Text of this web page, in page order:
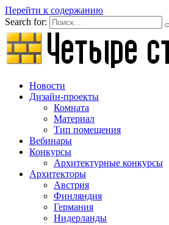
Перейти к содержанию
Search for:
Новости
Дизайн-проекты
Комната
Материал
Тип помещения
Вебинары
Конкурсы
Архитектурные конкурсы
Архитекторы
Австрия
Финляндия
Германия
Нидерланды